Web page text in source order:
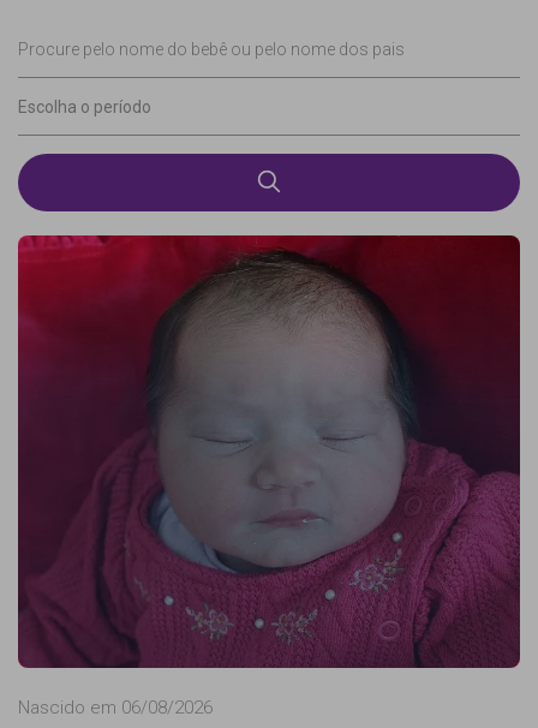
Procure pelo nome do bebê ou pelo nome dos pais
Escolha o período
Nascido em 06/08/2026